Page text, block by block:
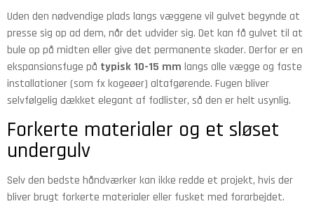
Uden den nødvendige plads langs væggene vil gulvet begynde at
presse sig op ad dem, når det udvider sig. Det kan få gulvet til at
bule op på midten eller give det permanente skader. Derfor er en
ekspansionsfuge på typisk 10-15 mm langs alle vægge og faste
installationer (som fx kogeøer) altafgørende. Fugen bliver
selvfølgelig dækket elegant af fodlister, så den er helt usynlig.
Forkerte materialer og et sløset
undergulv
Selv den bedste håndværker kan ikke redde et projekt, hvis der
bliver brugt forkerte materialer eller fusket med forarbejdet.